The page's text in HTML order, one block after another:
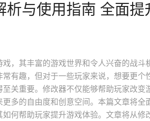
与使用指南 全面提
，其丰富的游戏世界和令人兴奋的战斗
有趣，但对于一些玩家来说，想要更个
关重要。修改器不仅能够帮助玩家改变
多的自由度和创意空间。本篇文章将全
何帮助玩家提升游戏体验。文章将从修